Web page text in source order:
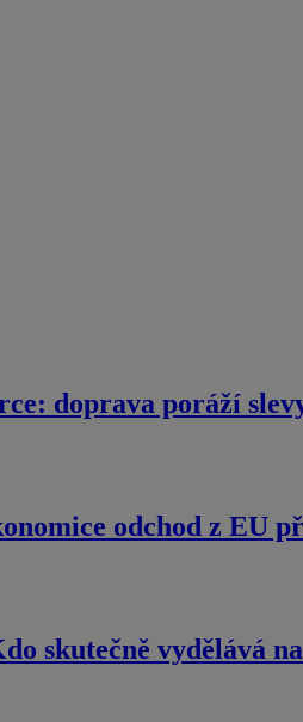
doprava poráží
odchod z EU
skutečně vydělává